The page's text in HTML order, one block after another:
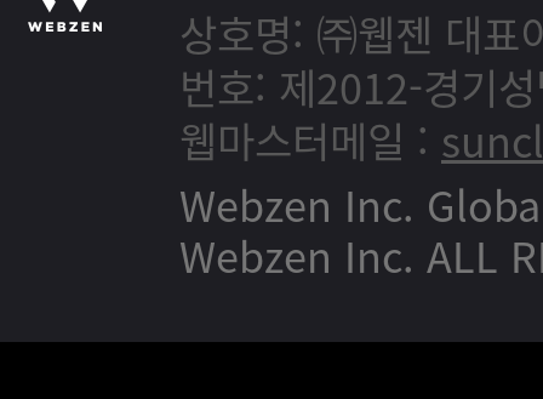
상호명: ㈜웹젠 대표
번호: 제2012-경기
웹마스터메일 :
Webzen Inc.
Webzen Inc. ALL